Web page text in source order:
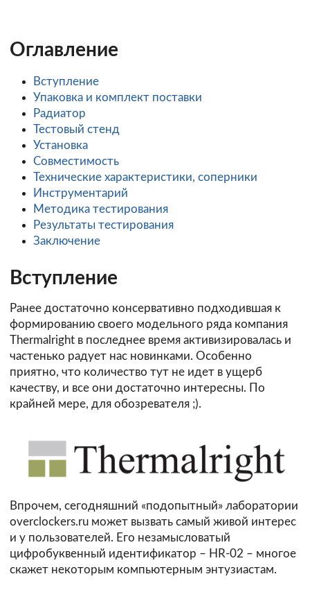
Оглавление
Вступление
Упаковка и комплект поставки
Радиатор
Тестовый стенд
Установка
Совместимость
Технические характеристики, соперники
Инструментарий
Методика тестирования
Результаты тестирования
Заключение
Вступление
Ранее достаточно консервативно подходившая к
формированию своего модельного ряда компания
Thermalright в последнее время активизировалась и
частенько радует нас новинками. Особенно
приятно, что количество тут не идет в ущерб
качеству, и все они достаточно интересны. По
крайней мере, для обозревателя ;).
Впрочем, сегодняшний «подопытный» лаборатории
overclockers.ru может вызвать самый живой интерес
и у пользователей. Его незамысловатый
цифробуквенный идентификатор – HR-02 – многое
скажет некоторым компьютерным энтузиастам.